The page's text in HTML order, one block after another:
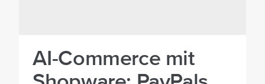
AI-Commerce mit